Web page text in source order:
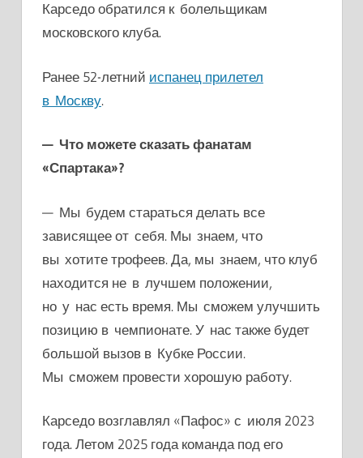
Карседо обратился к болельщикам
московского клуба.
Ранее 52-летний испанец прилетел
в Москву.
— Что можете сказать фанатам
«Спартака»?
— Мы будем стараться делать все
зависящее от себя. Мы знаем, что
вы хотите трофеев. Да, мы знаем, что клуб
находится не в лучшем положении,
но у нас есть время. Мы сможем улучшить
позицию в чемпионате. У нас также будет
большой вызов в Кубке России.
Мы сможем провести хорошую работу.
Карседо возглавлял «Пафос» с июля 2023
года. Летом 2025 года команда под его